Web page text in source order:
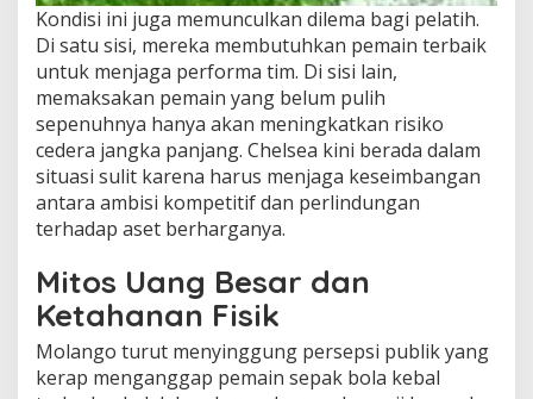
Kondisi ini juga memunculkan dilema bagi pelatih.
Di satu sisi, mereka membutuhkan pemain terbaik
untuk menjaga performa tim. Di sisi lain,
memaksakan pemain yang belum pulih
sepenuhnya hanya akan meningkatkan risiko
cedera jangka panjang. Chelsea kini berada dalam
situasi sulit karena harus menjaga keseimbangan
antara ambisi kompetitif dan perlindungan
terhadap aset berharganya.
Mitos Uang Besar dan
Ketahanan Fisik
Molango turut menyinggung persepsi publik yang
kerap menganggap pemain sepak bola kebal